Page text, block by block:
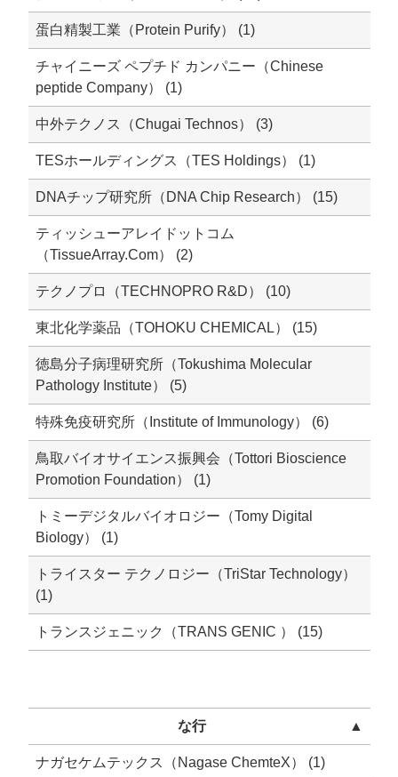
蛋白精製工業（Protein Purify） (1)
チャイニーズ ペプチド カンパニー（Chinese
peptide Company） (1)
中外テクノス（Chugai Technos） (3)
TESホールディングス（TES Holdings） (1)
DNAチップ研究所（DNA Chip Research） (15)
ティッシューアレイドットコム
（TissueArray.Com） (2)
テクノプロ（TECHNOPRO R&D） (10)
東北化学薬品（TOHOKU CHEMICAL） (15)
徳島分子病理研究所（​Tokushima Molecular
Pathology Institute） (5)
特殊免疫研究所（Institute of Immunology） (6)
鳥取バイオサイエンス振興会（Tottori Bioscience
Promotion Foundation） (1)
トミーデジタルバイオロジー（Tomy Digital
Biology） (1)
トライスター テクノロジー（TriStar Technology）
(1)
トランスジェニック（TRANS GENIC ） (15)
な行 ▲
ナガセケムテックス（Nagase ChemteX） (1)